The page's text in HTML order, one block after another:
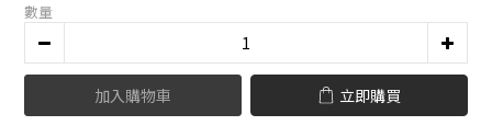
數量
加入購物車 立即購買